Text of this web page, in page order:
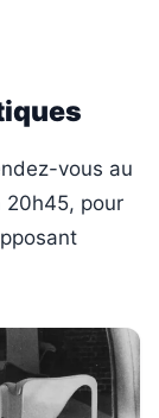
vous au
20h45, pour